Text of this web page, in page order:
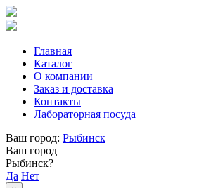
Главная
Каталог
О компании
Заказ и доставка
Контакты
Лабораторная посуда
Ваш город: Рыбинск
Ваш город
Рыбинск?
Да Нет